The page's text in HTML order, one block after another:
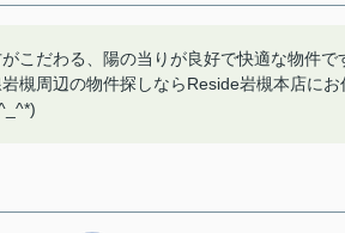
こだわる、陽の当りが良好で快適な物件で
槻周辺の物件探しならReside岩槻本店にお